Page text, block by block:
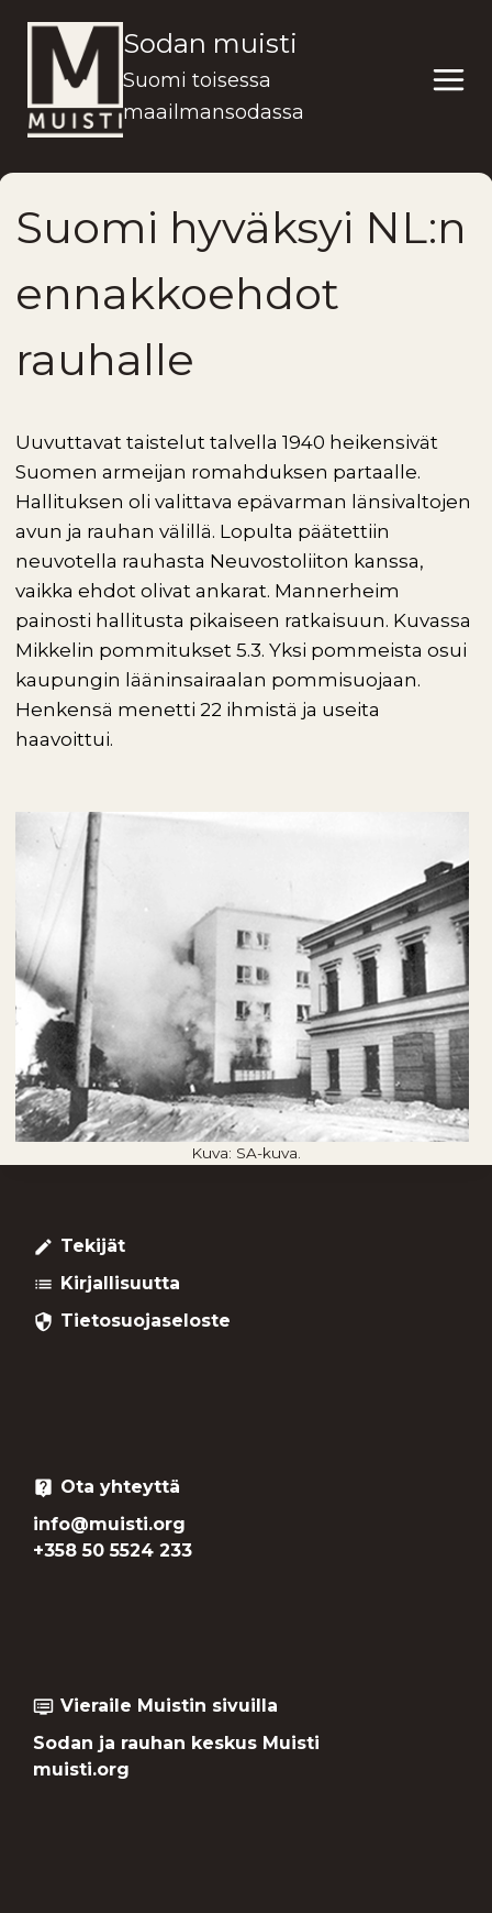
sisältöön
Sodan muisti
Suomi toisessa
maailmansodassa
Suomi hyväksyi NL:n
ennakkoehdot
rauhalle
Uuvuttavat taistelut talvella 1940 heikensivät
Suomen armeijan romahduksen partaalle.
Hallituksen oli valittava epävarman länsivaltojen
avun ja rauhan välillä. Lopulta päätettiin
neuvotella rauhasta Neuvostoliiton kanssa,
vaikka ehdot olivat ankarat. Mannerheim
painosti hallitusta pikaiseen ratkaisuun. Kuvassa
Mikkelin pommitukset 5.3. Yksi pommeista osui
kaupungin lääninsairaalan pommisuojaan.
Henkensä menetti 22 ihmistä ja useita
haavoittui.
Kuva: SA-kuva.
create Tekijät
list Kirjallisuutta
security Tietosuojaseloste
live_help Ota yhteyttä
info@muisti.org
+358 50 5524 233
dvr Vieraile Muistin sivuilla
Sodan ja rauhan keskus Muisti
muisti.org